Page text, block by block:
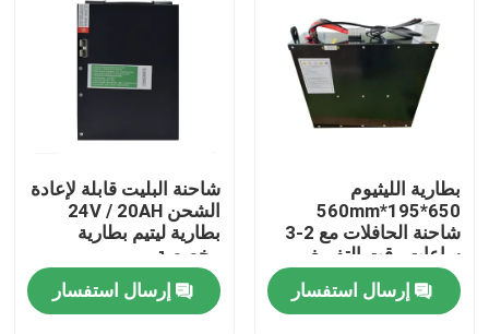
بيت
منتجات
بطارية الليثيوم
650*195*560mm
شاحنة الحافلات مع 2-3
ساعات وقت التفريغ
للعمليات
إرسال استفسار
شاحنة البليت قابلة لإعادة
الشحن 24V / 20AH
بطارية ليتيم بطارية
مخصصة
إرسال استفسار